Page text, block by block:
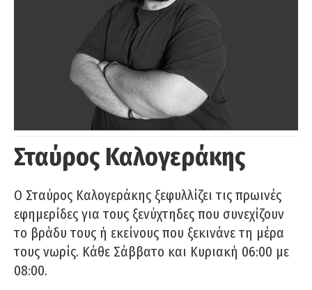
Σταύρος Καλογεράκης
Ο Σταύρος Καλογεράκης ξεφυλλίζει τις πρωινές
εφημερίδες για τους ξενύχτηδες που συνεχίζουν
το βράδυ τους ή εκείνους που ξεκινάνε τη μέρα
τους νωρίς. Κάθε Σάββατο και Κυριακή 06:00 με
08:00.